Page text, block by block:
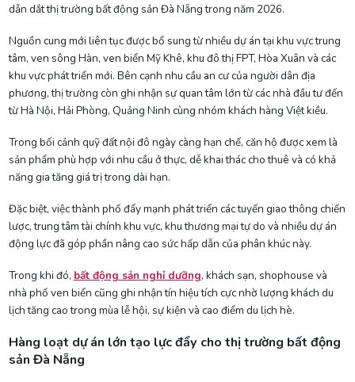
dẫn dắt thị trường bất động sản Đà Nẵng trong năm 2026.
Nguồn cung mới liên tục được bổ sung từ nhiều dự án tại khu vực trung
tâm, ven sông Hàn, ven biển Mỹ Khê, khu đô thị FPT, Hòa Xuân và các
khu vực phát triển mới. Bên cạnh nhu cầu an cư của người dân địa
phương, thị trường còn ghi nhận sự quan tâm lớn từ các nhà đầu tư đến
từ Hà Nội, Hải Phòng, Quảng Ninh cùng nhóm khách hàng Việt kiều.
Trong bối cảnh quỹ đất nội đô ngày càng hạn chế, căn hộ được xem là
sản phẩm phù hợp với nhu cầu ở thực, dễ khai thác cho thuê và có khả
năng gia tăng giá trị trong dài hạn.
Đặc biệt, việc thành phố đẩy mạnh phát triển các tuyến giao thông chiến
lược, trung tâm tài chính khu vực, khu thương mại tự do và nhiều dự án
động lực đã góp phần nâng cao sức hấp dẫn của phân khúc này.
Trong khi đó, bất động sản nghỉ dưỡng, khách sạn, shophouse và
nhà phố ven biển cũng ghi nhận tín hiệu tích cực nhờ lượng khách du
lịch tăng cao trong mùa lễ hội, sự kiện và cao điểm du lịch hè.
Hàng loạt dự án lớn tạo lực đẩy cho thị trường bất động
sản Đà Nẵng